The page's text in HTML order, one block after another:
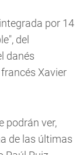
por 14
del
danés
Xavier
podrán ver,
de las últimas